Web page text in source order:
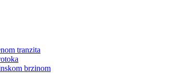
tranzita
brzinom